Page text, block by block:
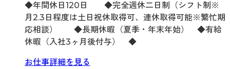
◆年間休日120日 ◆完全週休二日制（シフト制※
月2.3日程度は土日祝休取得可、連休取得可能※繁忙期
応相談） ◆長期休暇（夏季・年末年始） ◆有給
休暇（入社3ヶ月後付与） ◆
お仕事詳細を見る